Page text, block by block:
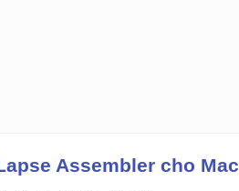
Assembler cho Mac